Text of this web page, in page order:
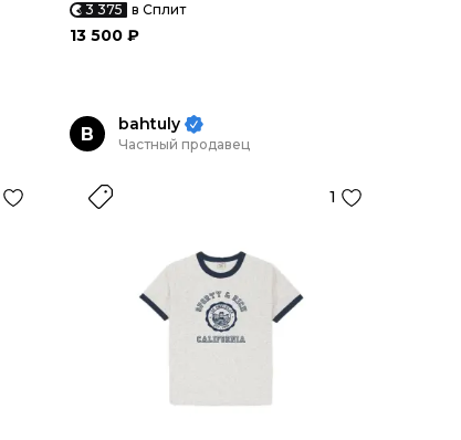
3 375 в Сплит
13 500 ₽
B bahtuly
Частный продавец
1